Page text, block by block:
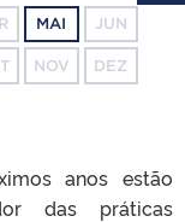
MAI JUN
NOV DEZ
anos estão
das práticas